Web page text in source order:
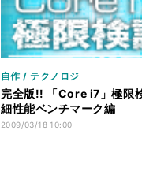
自作 / テクノロジ
完全版!! 「Core i7」極限
細性能ベンチマーク編
2009/03/18 10:00